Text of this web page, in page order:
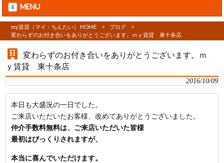
MENU
my賃貸（マイ・ちんたい） HOME > ブログ
>
変わらずのお付き合いをありがとうございます。ｍｙ賃貸 東十条店
変わらずのお付き合いをありがとうございます。ｍ
ｙ賃貸 東十条店
2016/10/09
本日も大盛況の一日でした。
ご来店いただいたお客様、改めてありがとうございました。
仲介手数料無料は、ご来店いただいた皆様
最初はびっくりされますが、
本当に喜んでいただけます。